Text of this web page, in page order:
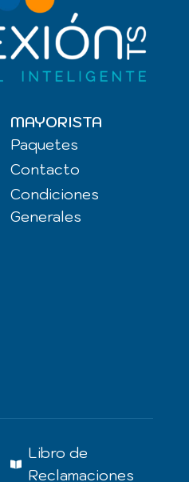
MAYORISTA
Paquetes
Contacto
Condiciones
Generales
Libro de
Reclamaciones